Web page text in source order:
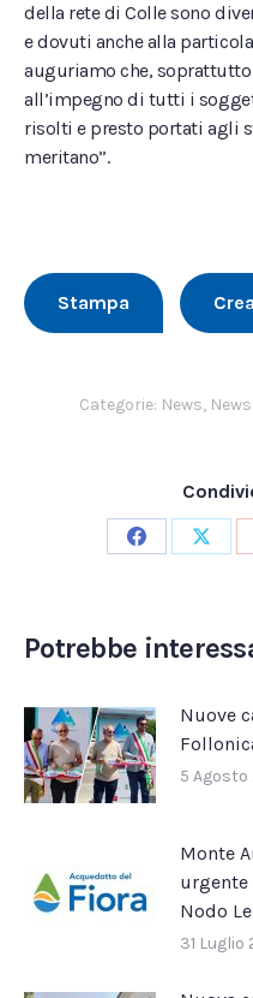
della rete di Colle sono
e dovuti anche alla
auguriamo che,
all’impegno di tutti i
risolti e presto portati agli
meritano”.
Stampa
Categorie: News,
Condividi
Potrebbe
Nuove
5 Agosto
Monte
urgente
Nodo
31 Luglio